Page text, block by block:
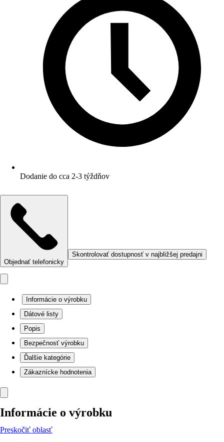
Dodanie do cca 2-3 týždňov
Objednať telefonicky
Skontrolovať dostupnosť v najbližšej predajni
Informácie o výrobku
Dátové listy
Popis
Bezpečnosť výrobku
Ďalšie kategórie
Zákaznícke hodnotenia
Informácie o výrobku
Preskočiť oblasť